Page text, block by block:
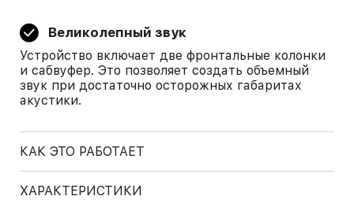
Великолепный звук
Устройство включает две фронтальные колонки
и сабвуфер. Это позволяет создать объемный
звук при достаточно осторожных габаритах
акустики.
КАК ЭТО РАБОТАЕТ
ХАРАКТЕРИСТИКИ